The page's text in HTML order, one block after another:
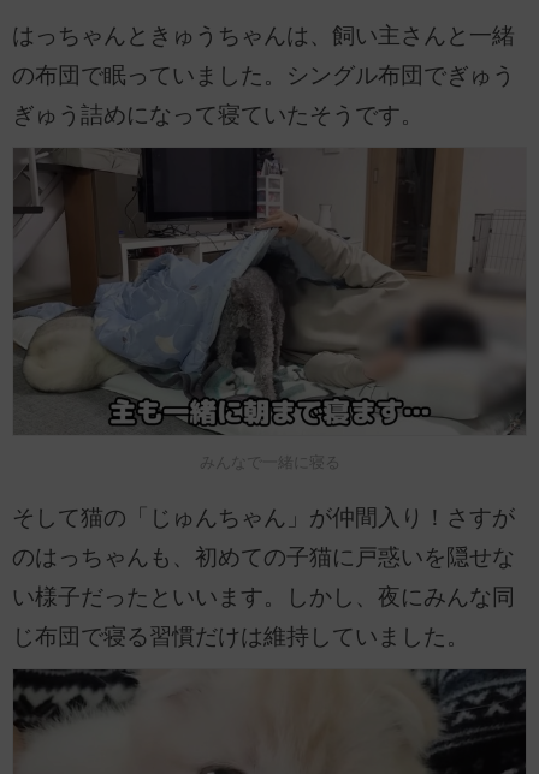
はっちゃんときゅうちゃんは、飼い主さんと一緒
の布団で眠っていました。シングル布団でぎゅう
ぎゅう詰めになって寝ていたそうです。
みんなで一緒に寝る
そして猫の「じゅんちゃん」が仲間入り！さすが
のはっちゃんも、初めての子猫に戸惑いを隠せな
い様子だったといいます。しかし、夜にみんな同
じ布団で寝る習慣だけは維持していました。